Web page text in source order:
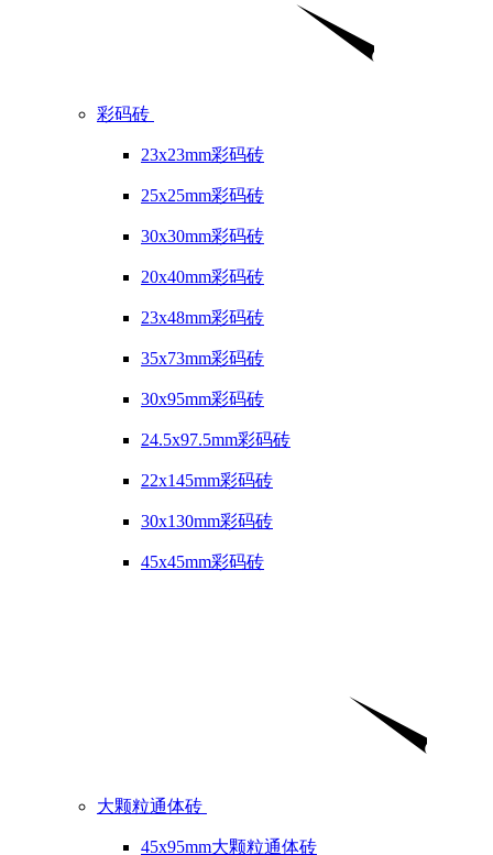
彩码砖
23x23mm彩码砖
25x25mm彩码砖
30x30mm彩码砖
20x40mm彩码砖
23x48mm彩码砖
35x73mm彩码砖
30x95mm彩码砖
24.5x97.5mm彩码砖
22x145mm彩码砖
30x130mm彩码砖
45x45mm彩码砖
大颗粒通体砖
45x95mm大颗粒通体砖